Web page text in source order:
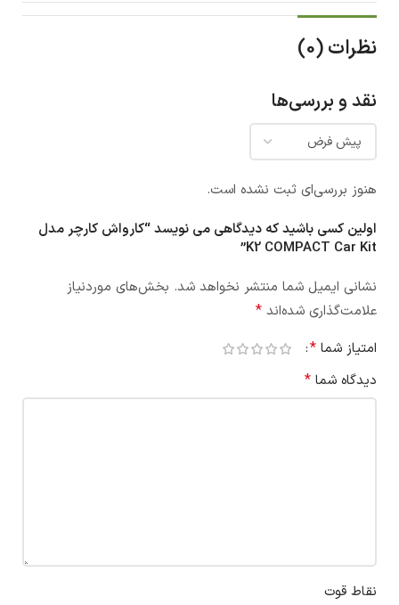
نظرات (0)
نقد و بررسی‌ها
هنوز بررسی‌ای ثبت نشده است.
اولین کسی باشید که دیدگاهی می نویسد “کارواش کارچر مدل
K2 COMPACT Car Kit”
نشانی ایمیل شما منتشر نخواهد شد. بخش‌های موردنیاز
علامت‌گذاری شده‌اند *
امتیاز شما *
دیدگاه شما *
نقاط قوت